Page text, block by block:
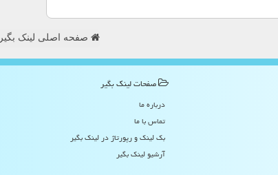
صفحه اصلی لینک بگیر
صفحات لینك بگیر
درباره ما
تماس با ما
بک لینک و رپورتاژ در لینك بگیر
آرشیو لینك بگیر